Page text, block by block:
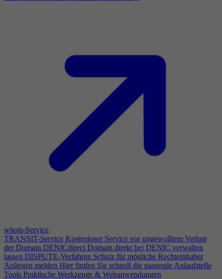
whois-Service
TRANSIT-Service Kostenloser Service vor ungewolltem Verlust
der Domain DENICdirect Domain direkt bei DENIC verwalten
lassen DISPUTE-Verfahren Schutz für mögliche Rechteinhaber
Anliegen melden Hier finden Sie schnell die passende Anlaufstelle
Tools Praktische Werkzeuge & Webanwendungen